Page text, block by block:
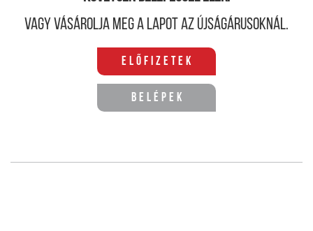
Vagy vásárolja meg a lapot az újságárusoknál.
Előfizetek
Belépek